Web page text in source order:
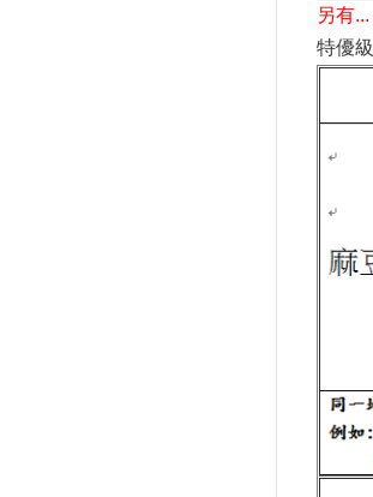
另有...
特優級